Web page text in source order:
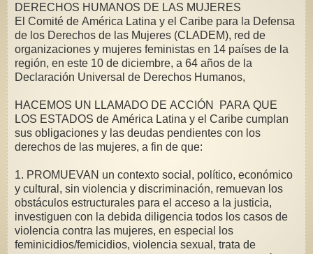
DERECHOS HUMANOS DE LAS MUJERES
El Comité de América Latina y el Caribe para la Defensa
de los Derechos de las Mujeres (CLADEM), red de
organizaciones y mujeres feministas en 14 países de la
región, en este 10 de diciembre, a 64 años de la
Declaración Universal de Derechos Humanos,
HACEMOS UN LLAMADO DE ACCIÓN PARA QUE
LOS ESTADOS de América Latina y el Caribe cumplan
sus obligaciones y las deudas pendientes con los
derechos de las mujeres, a fin de que:
1. PROMUEVAN un contexto social, político, económico
y cultural, sin violencia y discriminación, remuevan los
obstáculos estructurales para el acceso a la justicia,
investiguen con la debida diligencia todos los casos de
violencia contra las mujeres, en especial los
feminicidios/femicidios, violencia sexual, trata de